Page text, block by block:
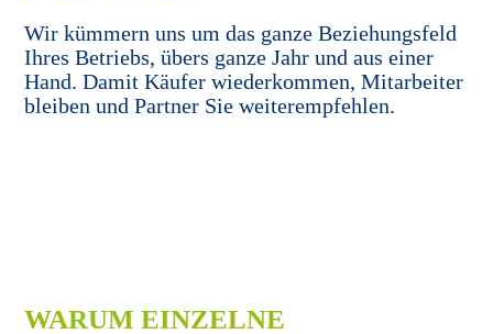
Wir kümmern uns um das ganze Beziehungsfeld
Ihres Betriebs, übers ganze Jahr und aus einer
Hand. Damit Käufer wiederkommen, Mitarbeiter
bleiben und Partner Sie weiterempfehlen.
WARUM EINZELNE